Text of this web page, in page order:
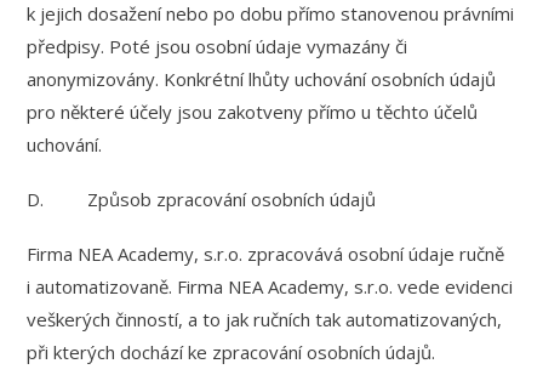
k jejich dosažení nebo po dobu přímo stanovenou právními
předpisy. Poté jsou osobní údaje vymazány či
anonymizovány. Konkrétní lhůty uchování osobních údajů
pro některé účely jsou zakotveny přímo u těchto účelů
uchování.
D. Způsob zpracování osobních údajů
Firma NEA Academy, s.r.o. zpracovává osobní údaje ručně
i automatizovaně. Firma NEA Academy, s.r.o. vede evidenci
veškerých činností, a to jak ručních tak automatizovaných,
při kterých dochází ke zpracování osobních údajů.